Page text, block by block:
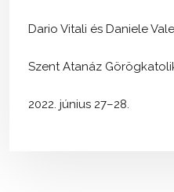
Dario Vitali és Daniele
Szent Atanáz
2022. június 27–28.